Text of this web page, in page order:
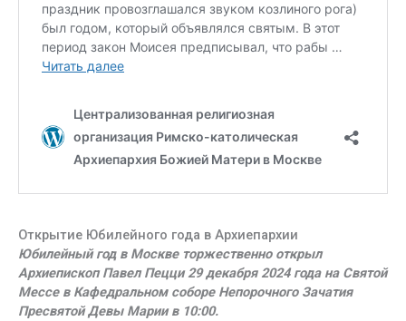
Открытие Юбилейного года в Архиепархии
Юбилейный год в Москве торжественно открыл
Архиепископ Павел Пецци 29 декабря 2024 года на Святой
Мессе в Кафедральном соборе Непорочного Зачатия
Пресвятой Девы Марии в 10:00.